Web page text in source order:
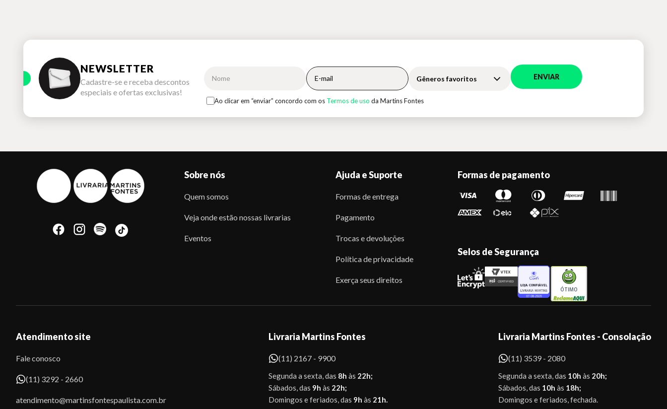
NEWSLETTER
Cadastre-se e receba descontos
especiais e ofertas exclusivas!
Gêneros favoritos ENVIAR
Ao clicar em “enviar” concordo com os Termos de uso da Martins Fontes
Sobre nós
Quem somos
Veja onde estão nossas livrarias
Eventos
Ajuda e Suporte
Formas de entrega
Pagamento
Trocas e devoluções
Política de privacidade
Exerça seus direitos
Formas de pagamento
Selos de Segurança
ÓTIMO
Atendimento site
Fale conosco
(11) 3292 - 2660
atendimento@martinsfontespaulista.com.br
Livraria Martins Fontes
(11) 2167 - 9900
Segunda a sexta, das 8h às 22h;
Sábados, das 9h às 22h;
Domingos e feriados, das 9h às 21h.
Livraria Martins Fontes - Consolação
(11) 3539 - 2080
Segunda a sexta, das 10h às 20h;
Sábados, das 10h às 18h;
Domingos e feriados, fechada.